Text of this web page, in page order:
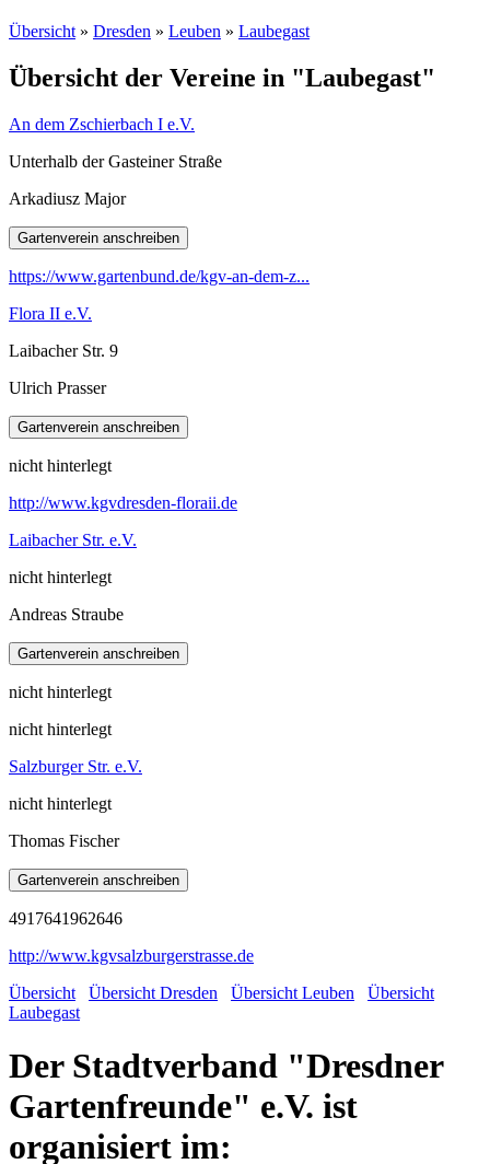
Übersicht » Dresden » Leuben » Laubegast
Übersicht der Vereine in "Laubegast"
An dem Zschierbach I e.V.
Unterhalb der Gasteiner Straße
Arkadiusz Major
https://www.gartenbund.de/kgv-an-dem-z...
Flora II e.V.
Laibacher Str. 9
Ulrich Prasser
nicht hinterlegt
http://www.kgvdresden-floraii.de
Laibacher Str. e.V.
nicht hinterlegt
Andreas Straube
nicht hinterlegt
nicht hinterlegt
Salzburger Str. e.V.
nicht hinterlegt
Thomas Fischer
4917641962646
http://www.kgvsalzburgerstrasse.de
Übersicht
Übersicht Dresden Übersicht Leuben
Übersicht
Laubegast
Der Stadtverband "Dresdner
Gartenfreunde" e.V. ist
organisiert im: